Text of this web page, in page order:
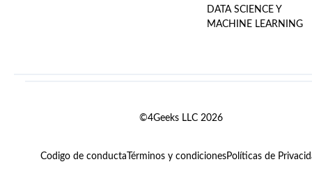
DATA SCIENCE Y
MACHINE LEARNING
©4Geeks LLC 2026
Codigo de conducta Términos y condicionesPolíticas de